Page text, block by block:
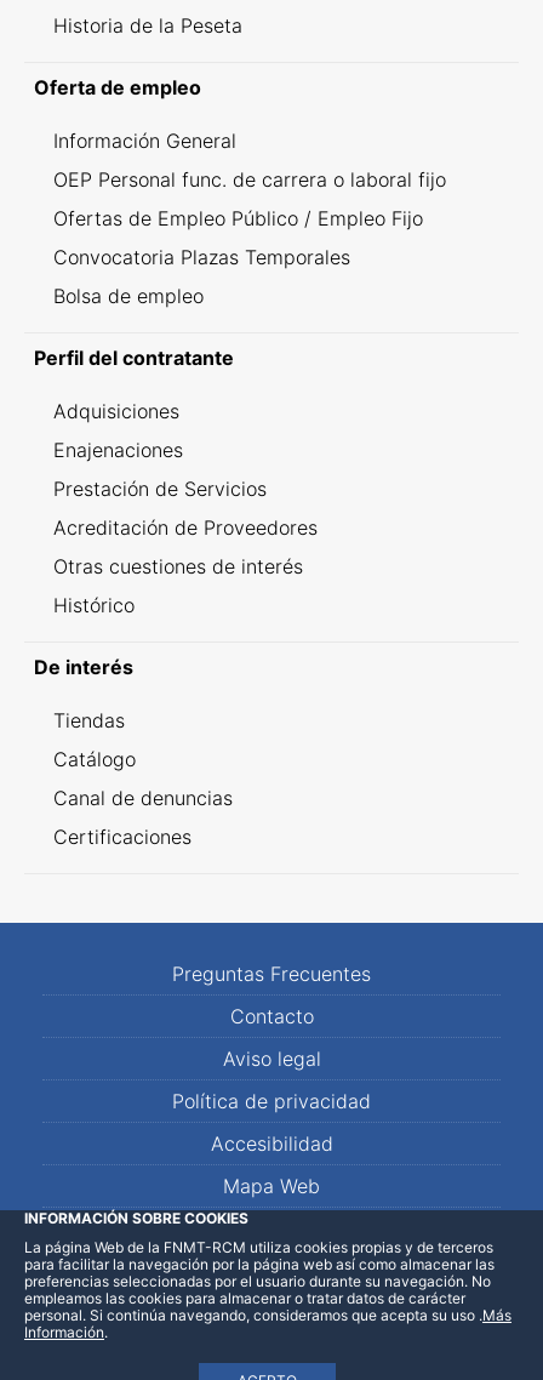
Historia de la Peseta
Oferta de empleo
Información General
OEP Personal func. de carrera o laboral fijo
Ofertas de Empleo Público / Empleo Fijo
Convocatoria Plazas Temporales
Bolsa de empleo
Perfil del contratante
Adquisiciones
Enajenaciones
Prestación de Servicios
Acreditación de Proveedores
Otras cuestiones de interés
Histórico
De interés
Tiendas
Catálogo
Canal de denuncias
Certificaciones
Preguntas Frecuentes
Contacto
Aviso legal
Política de privacidad
Accesibilidad
Mapa Web
LinkedInFacebookWhatsApp
INFORMACIÓN SOBRE COOKIES
La página Web de la FNMT-RCM utiliza cookies propias y de terceros
para facilitar la navegación por la página web así como almacenar las
preferencias seleccionadas por el usuario durante su navegación. No
empleamos las cookies para almacenar o tratar datos de carácter
personal. Si continúa navegando, consideramos que acepta su uso .Más
Información.